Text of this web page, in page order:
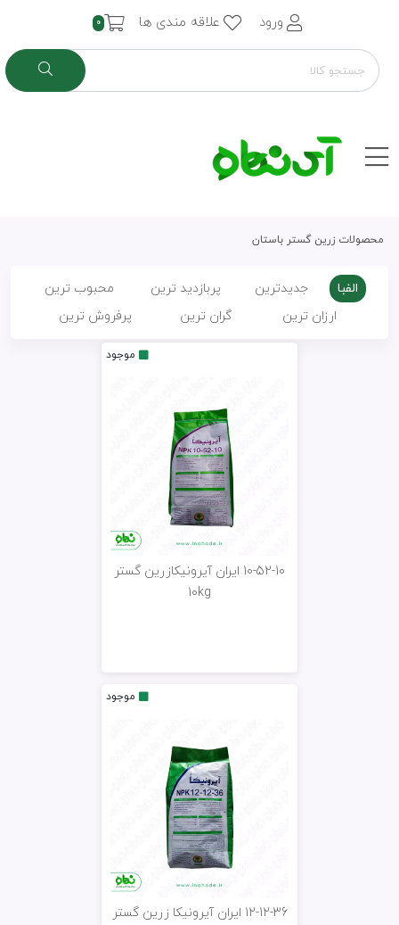
ورود علاقه مندی ها 0
محصولات زرین گستر باستان
الفبا جدیدترین پربازدید ترین
محبوب ترین
ارزان ترین
گران ترین پرفروش ترین
موجود
10-52-10 ایران آیرونیکازرین گستر
10kg
موجود
12-12-36 ایران آیرونیکا زرین گستر